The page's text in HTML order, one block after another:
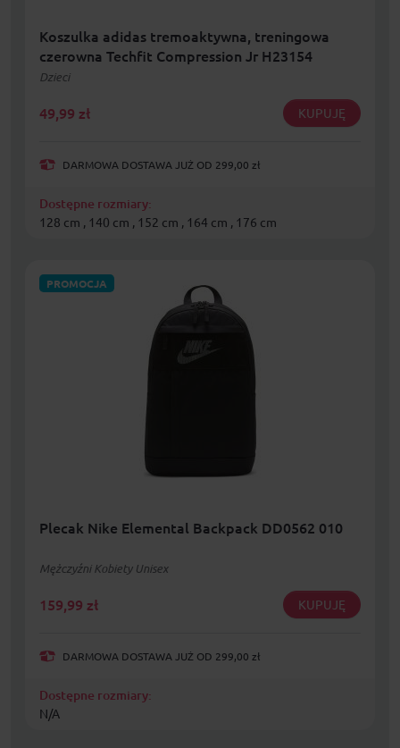
Koszulka adidas tremoaktywna, treningowa
czerowna Techfit Compression Jr H23154
Dzieci
49,99 zł KUPUJĘ
DARMOWA DOSTAWA JUŻ OD 299,00 zł
Dostępne rozmiary:
128 cm , 140 cm , 152 cm , 164 cm , 176 cm
PROMOCJA
Plecak Nike Elemental Backpack DD0562 010
Mężczyźni Kobiety Unisex
159,99 zł KUPUJĘ
DARMOWA DOSTAWA JUŻ OD 299,00 zł
Dostępne rozmiary:
N/A